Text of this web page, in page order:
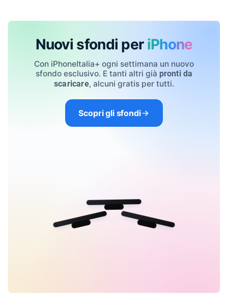
Nuovi sfondi per iPhone
Con iPhoneItalia+ ogni settimana un nuovo
sfondo esclusivo. E tanti altri già pronti da
scaricare, alcuni gratis per tutti.
Scopri gli sfondi